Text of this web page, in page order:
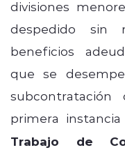
divisiones
despedido sin
beneficios
que se
primera
Trabajo de